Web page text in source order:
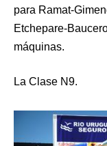
para Ramat-
Etchepare-
máquinas.
La Clase N9.